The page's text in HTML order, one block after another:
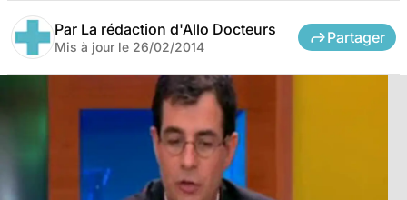
Par La rédaction d'Allo Docteurs
Mis à jour le 26/02/2014
Partager